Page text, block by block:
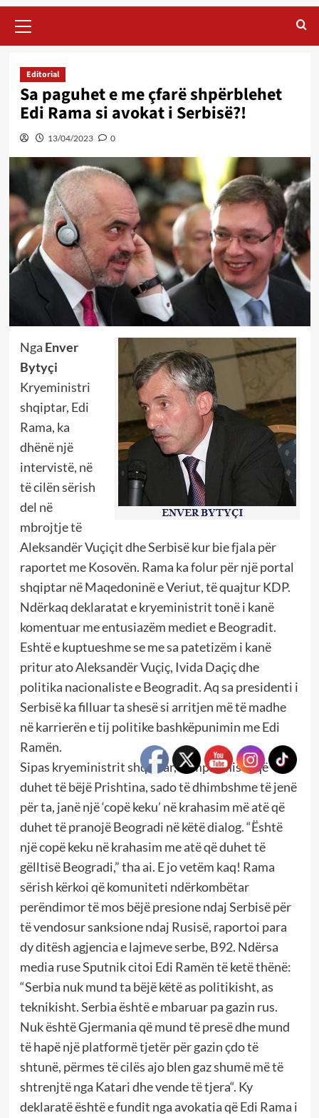
Menu
Editorial
Sa paguhet e me çfarë shpërblehet
Edi Rama si avokat i Serbisë?!
13/04/2023 0
Nga Enver
Bytyçi
Kryeministri
shqiptar, Edi
Rama, ka
dhënë një
intervistë, në
të cilën sërish
del në
mbrojtje të
Aleksandër Vuçiçit dhe Serbisë kur bie fjala për
raportet me Kosovën. Rama ka folur për një portal
shqiptar në Maqedoninë e Veriut, të quajtur KDP.
Ndërkaq deklaratat e kryeministrit tonë i kanë
komentuar me entusiazëm mediet e Beogradit.
Eshtë e kuptueshme se me sa patetizëm i kanë
pritur ato Aleksandër Vuçiç, Ivida Daçiç dhe
politika nacionaliste e Beogradit. Aq sa presidenti i
Serbisë ka filluar ta shesë si arritjen më të madhe
në karrierën e tij politike bashkëpunimin me Edi
Ramën.
Sipas kryeministrit shqiptar, kompromiset që
duhet të bëjë Prishtina, sado të dhimbshme të jenë
për ta, janë një ‘copë keku’ në krahasim më atë që
duhet të pranojë Beogradi në këtë dialog. “Është
një copë keku në krahasim me atë që duhet të
gëlltisë Beogradi,” tha ai. E jo vetëm kaq! Rama
sërish kërkoi që komuniteti ndërkombëtar
perëndimor të mos bëjë presione ndaj Serbisë për
të vendosur sanksione ndaj Rusisë, raportoi para
dy ditësh agjencia e lajmeve serbe, B92. Ndërsa
media ruse Sputnik citoi Edi Ramën të ketë thënë:
“Serbia nuk mund ta bëjë këtë as politikisht, as
teknikisht. Serbia është e mbaruar pa gazin rus.
Nuk është Gjermania që mund të presë dhe mund
të hapë një platformë tjetër për gazin çdo të
shtunë, përmes të cilës ajo blen gaz shumë më të
shtrenjtë nga Katari dhe vende të tjera“. Ky
deklaratë është e fundit nga avokatia që Edi Rama i